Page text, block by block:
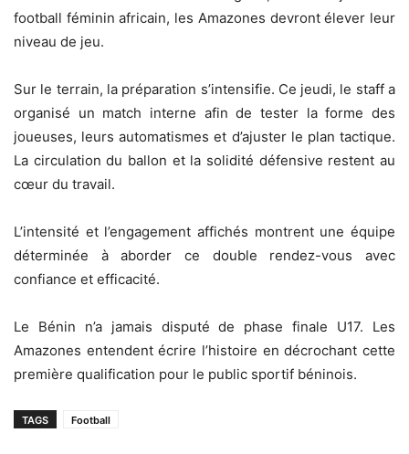
football féminin africain, les Amazones devront élever leur
niveau de jeu.
Sur le terrain, la préparation s’intensifie. Ce jeudi, le staff a
organisé un match interne afin de tester la forme des
joueuses, leurs automatismes et d’ajuster le plan tactique.
La circulation du ballon et la solidité défensive restent au
cœur du travail.
L’intensité et l’engagement affichés montrent une équipe
déterminée à aborder ce double rendez-vous avec
confiance et efficacité.
Le Bénin n’a jamais disputé de phase finale U17. Les
Amazones entendent écrire l’histoire en décrochant cette
première qualification pour le public sportif béninois.
TAGS Football